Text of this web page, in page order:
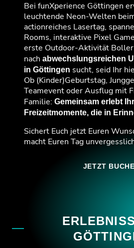
Bei funXperience Göttingen
leuchtende Neon-Welten
actionreiches Lasertag,
Rooms, interaktive Pixel
erste Outdoor-Aktivität
nach abwechslungsreichen
in Göttingen sucht, seid Ihr
Ob (Kinder)Geburtstag,
Teamevent oder Ausflug mit
Familie: Gemeinsam erlebt
Freizeitmomente, die in
Sichert Euch jetzt Euren
macht Euren Tag
JETZT